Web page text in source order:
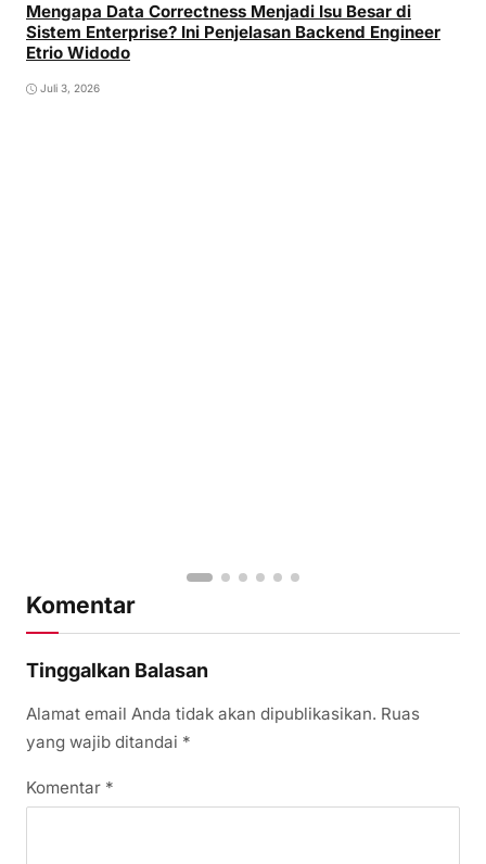
Mengapa Data Correctness Menjadi Isu Besar di
Sistem Enterprise? Ini Penjelasan Backend Engineer
Etrio Widodo
Juli 3, 2026
Komentar
Tinggalkan Balasan
Alamat email Anda tidak akan dipublikasikan. Ruas
yang wajib ditandai *
Komentar *